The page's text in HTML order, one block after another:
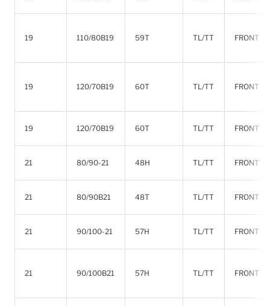
19 110/80B19 59T TL/TT FRONT
19 120/70B19 60T TL/TT FRONT
19 120/70B19 60T TL/TT FRONT
21 80/90-21 48H TL/TT FRONT
21 80/90B21 48T TL/TT FRONT
21 90/100-21 57H TL/TT FRONT
21 90/100B21 57H TL/TT FRONT